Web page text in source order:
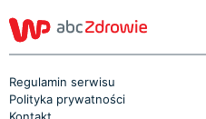
Regulamin serwisu
Polityka prywatności